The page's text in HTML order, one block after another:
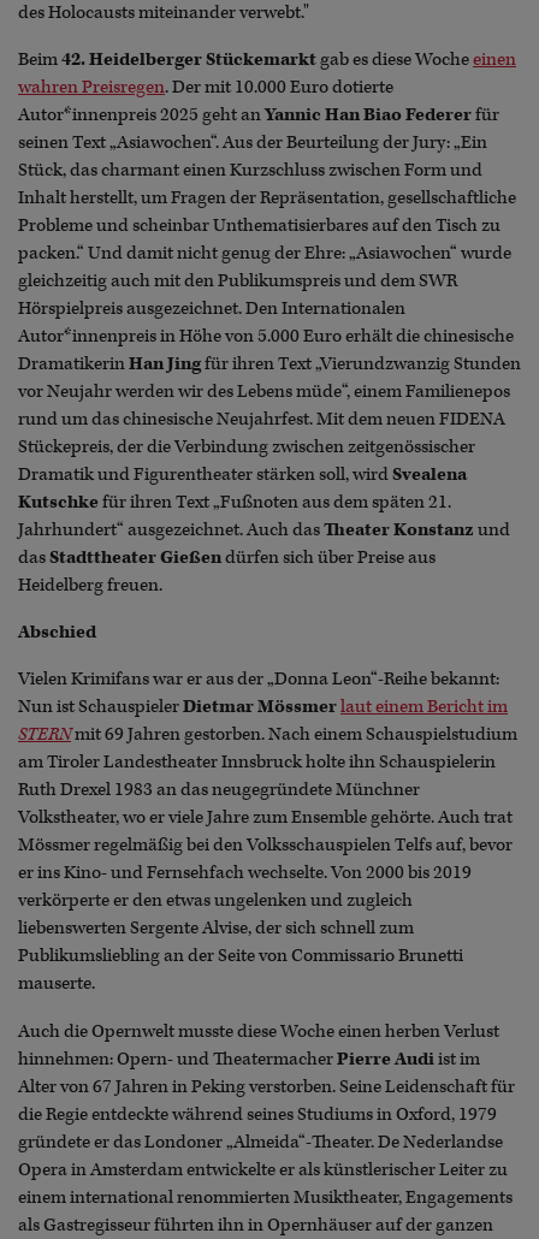
des Holocausts miteinander verwebt."
Beim42. Heidelberger Stückemarktgab es diese Wocheeinen
wahren Preisregen. Der mit 10.000 Euro dotierte
Autor*innenpreis 2025 geht anYannic Han Biao Federerfür
seinen Text „Asiawochen“. Aus der Beurteilung der Jury: „Ein
Stück, das charmant einen Kurzschluss zwischen Form und
Inhalt herstellt, um Fragen der Repräsentation, gesellschaftliche
Probleme und scheinbar Unthematisierbares auf den Tisch zu
packen.“ Und damit nicht genug der Ehre: „Asiawochen“ wurde
gleichzeitig auch mit den Publikumspreis und dem SWR
Hörspielpreis ausgezeichnet. Den Internationalen
Autor*innenpreis in Höhe von 5.000 Euro erhält die chinesische
DramatikerinHan Jingfür ihren Text „Vierundzwanzig Stunden
vor Neujahr werden wir des Lebens müde“, einem Familienepos
rund um das chinesische Neujahrfest. Mit dem neuen FIDENA
Stückepreis, der die Verbindung zwischen zeitgenössischer
Dramatik und Figurentheater stärken soll, wirdSvealena
Kutschkefür ihren Text „Fußnoten aus dem späten 21.
Jahrhundert“ ausgezeichnet. Auch dasTheater Konstanz und
dasStadttheater Gießendürfen sich über Preise aus
Heidelberg freuen.
Abschied
Vielen Krimifans war er aus der „Donna Leon“-Reihe bekannt:
Nun ist SchauspielerDietmar Mössmerlaut einem Bericht im
STERNmit 69 Jahren gestorben. Nach einem Schauspielstudium
am Tiroler Landestheater Innsbruck holte ihn Schauspielerin
Ruth Drexel 1983 an das neugegründete Münchner
Volkstheater, wo er viele Jahre zum Ensemble gehörte. Auch trat
Mössmer regelmäßig bei den Volksschauspielen Telfs auf, bevor
er ins Kino- und Fernsehfach wechselte. Von 2000 bis 2019
verkörperte er den etwas ungelenken und zugleich
liebenswerten Sergente Alvise, der sich schnell zum
Publikumsliebling an der Seite von Commissario Brunetti
mauserte.
Auch die Opernwelt musste diese Woche einen herben Verlust
hinnehmen: Opern- und TheatermacherPierre Audiist im
Alter von 67 Jahren in Peking verstorben. Seine Leidenschaft für
die Regie entdeckte während seines Studiums in Oxford, 1979
gründete er das Londoner „Almeida“-Theater. De Nederlandse
Opera in Amsterdam entwickelte er als künstlerischer Leiter zu
einem international renommierten Musiktheater, Engagements
als Gastregisseur führten ihn in Opernhäuser auf der ganzen